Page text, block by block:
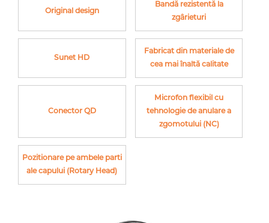
Original design
Bandă rezistentă la
zgârieturi
Sunet HD
Fabricat din materiale de
cea mai înaltă calitate
Conector QD
Microfon flexibil cu
tehnologie de anulare a
zgomotului (NC)
Pozitionare pe ambele parti
ale capului (Rotary Head)